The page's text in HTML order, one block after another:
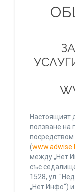
Настоящият
ползване на
посредством
(
между „Нет
със
1528, ул.
„Нет Инфо“)